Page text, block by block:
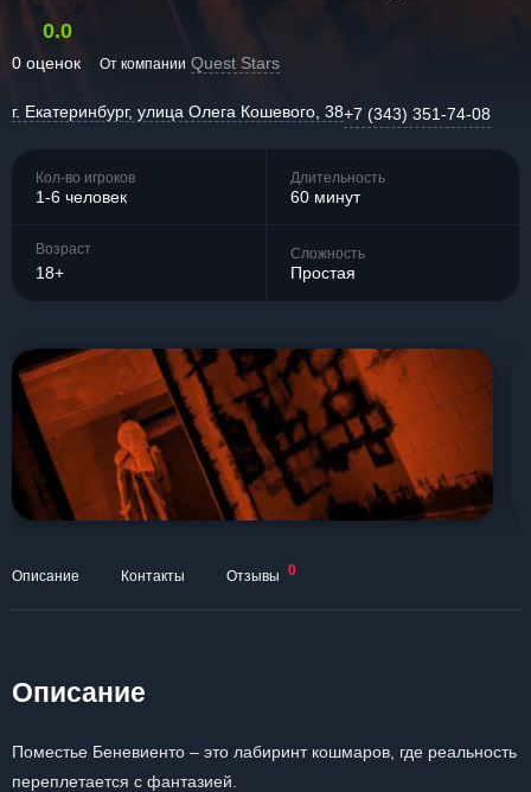
0.0
0 оценок От компании Quest Stars
г. Екатеринбург, улица Олега Кошевого, 38+7 (343) 351-74-08
Кол-во игроков
1-6 человек
Длительность
60 минут
Возраст
18+
Сложность
Простая
Описание Контакты Отзывы 0
Описание
Поместье Беневиенто – это лабиринт кошмаров, где реальность
переплетается с фантазией.